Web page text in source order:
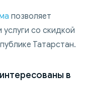
позволяет
со скидкой
Татарстан.
в